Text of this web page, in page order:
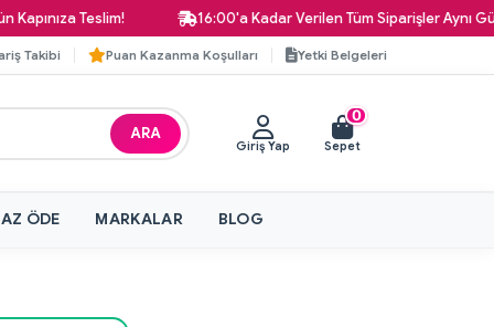
Teslim! 16:00'a Kadar Verilen Tüm Siparişler Aynı Gün
Takibi Puan Kazanma Koşulları Yetki Belgeleri
ARA
Giriş Yap
0
Sepet
ÖDE MARKALAR BLOG